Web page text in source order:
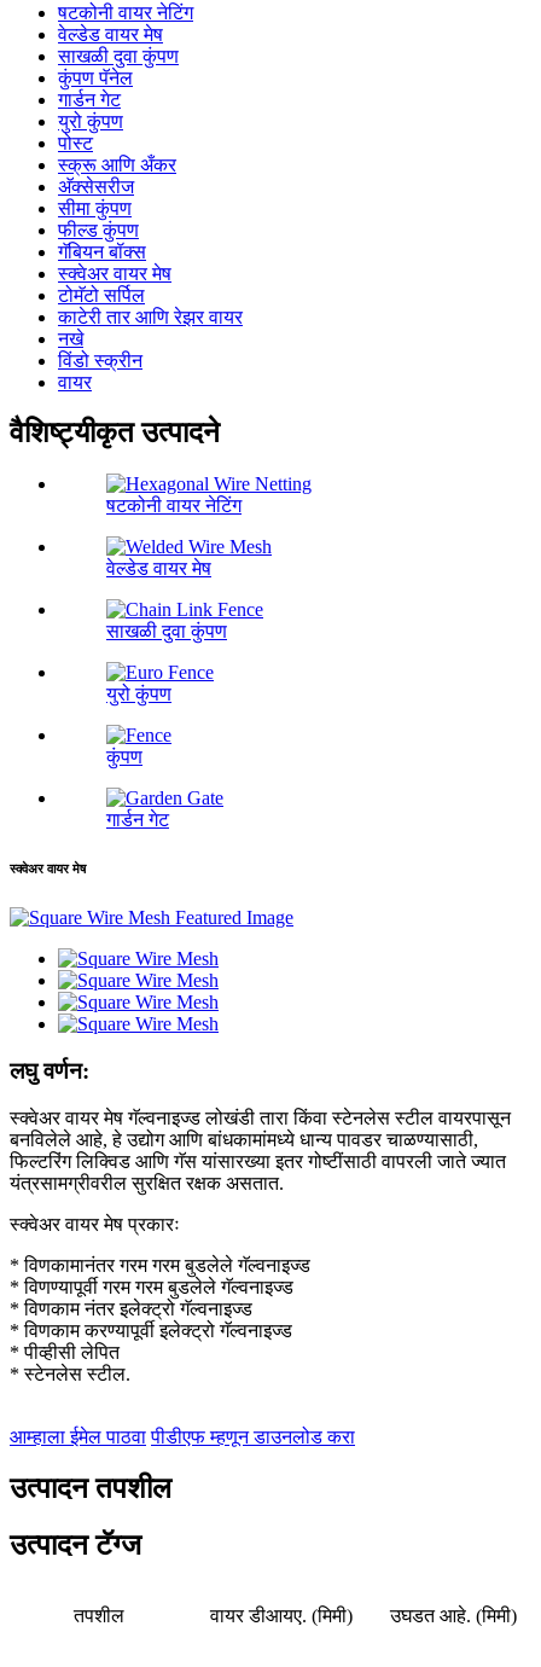
षटकोनी वायर नेटिंग
वेल्डेड वायर मेष
साखळी दुवा कुंपण
कुंपण पॅनेल
गार्डन गेट
युरो कुंपण
पोस्ट
स्क्रू आणि अँकर
अ‍ॅक्सेसरीज
सीमा कुंपण
फील्ड कुंपण
गॅबियन बॉक्स
स्क्वेअर वायर मेष
टोमॅटो सर्पिल
काटेरी तार आणि रेझर वायर
नखे
विंडो स्क्रीन
वायर
वैशिष्ट्यीकृत उत्पादने
षटकोनी वायर नेटिंग
वेल्डेड वायर मेष
साखळी दुवा कुंपण
युरो कुंपण
कुंपण
गार्डन गेट
स्क्वेअर वायर मेष
लघु वर्णन:
स्क्वेअर वायर मेष गॅल्वनाइज्ड लोखंडी तारा किंवा स्टेनलेस स्टील वायरपासून
बनविलेले आहे, हे उद्योग आणि बांधकामांमध्ये धान्य पावडर चाळण्यासाठी,
फिल्टरिंग लिक्विड आणि गॅस यांसारख्या इतर गोष्टींसाठी वापरली जाते ज्यात
यंत्रसामग्रीवरील सुरक्षित रक्षक असतात.
स्क्वेअर वायर मेष प्रकारः
* विणकामानंतर गरम गरम बुडलेले गॅल्वनाइज्ड
* विणण्यापूर्वी गरम गरम बुडलेले गॅल्वनाइज्ड
* विणकाम नंतर इलेक्ट्रो गॅल्वनाइज्ड
* विणकाम करण्यापूर्वी इलेक्ट्रो गॅल्वनाइज्ड
* पीव्हीसी लेपित
* स्टेनलेस स्टील.
आम्हाला ईमेल पाठवा पीडीएफ म्हणून डाउनलोड करा
उत्पादन तपशील
उत्पादन टॅग्ज
तपशील वायर डीआयए. (मिमी) उघडत आहे. (मिमी)